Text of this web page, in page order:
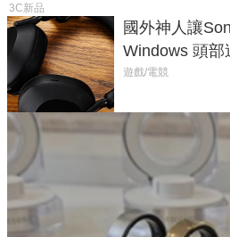
3C新品
國外神人讓
Windows 頭部
飛行超有感
遊戲/電競